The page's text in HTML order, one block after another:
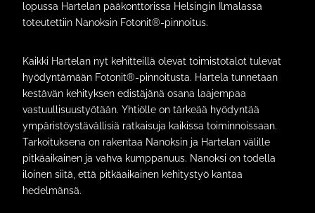
lopussa Hartelan pääkonttorissa Helsingin Ilmalassa
toteutettiin Nanoksin Fotonit®-pinnoitus.
Kaikki Hartelan nyt kehitteillä olevat toimistotalot tulevat
hyödyntämään Fotonit®-pinnoitusta. Hartela tunnetaan
kestävän kehityksen edistäjänä osana laajempaa ​
vastuullisuustyötään. Yhtiölle on tärkeää hyödyntää
ympäristöystävällisiä ratkaisuja kaikissa toiminnoissaan.
Tarkoituksena on rakentaa Nanoksin ja Hartelan välille
pitkäaikainen ja vahva kumppanuus. Nanoksi on todella
iloinen siitä, että pitkäaikainen kehitystyö kantaa
hedelmänsä.